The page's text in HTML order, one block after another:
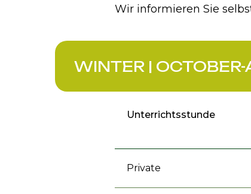
Wir informieren Sie
WINTER | OCTOBER-
Unterrichtsstunde
Private